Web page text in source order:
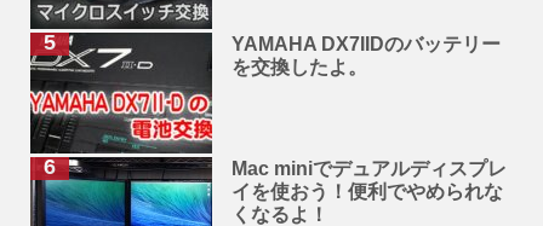
YAMAHA DX7IIDのバッテリー
を交換したよ。
Mac miniでデュアルディスプレ
イを使おう！便利でやめられな
くなるよ！